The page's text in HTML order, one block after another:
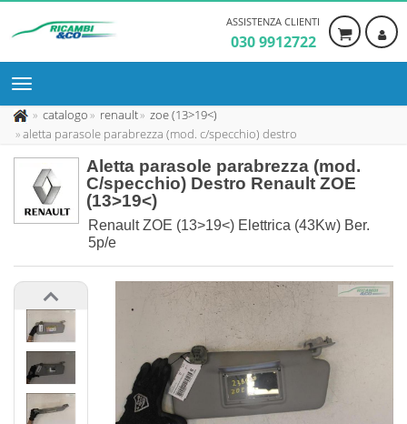
ASSISTENZA CLIENTI
030 9912722
catalogo renault
zoe (13>19<)
aletta parasole parabrezza (mod. c/specchio) destro
Aletta parasole parabrezza (mod.
C/specchio) Destro Renault ZOE
(13>19<)
Renault ZOE (13>19<) Elettrica (43Kw) Ber.
5p/e